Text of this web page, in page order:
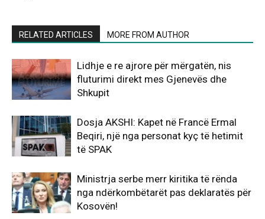
RELATED ARTICLES MORE FROM AUTHOR
Lidhje e re ajrore për mërgatën, nis
fluturimi direkt mes Gjenevës dhe
Shkupit
Dosja AKSHI: Kapet në Francë Ermal
Beqiri, një nga personat kyç të hetimit
të SPAK
Ministrja serbe merr kiritika të rënda
nga ndërkombëtarët pas deklaratës për
Kosovën!